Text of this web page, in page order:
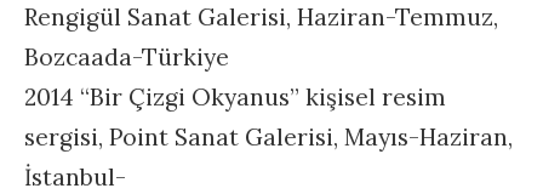
Rengigül Sanat Galerisi, Haziran-Temmuz,
Bozcaada-Türkiye
2014 “Bir Çizgi Okyanus” kişisel resim
sergisi, Point Sanat Galerisi, Mayıs-Haziran,
İstanbul-